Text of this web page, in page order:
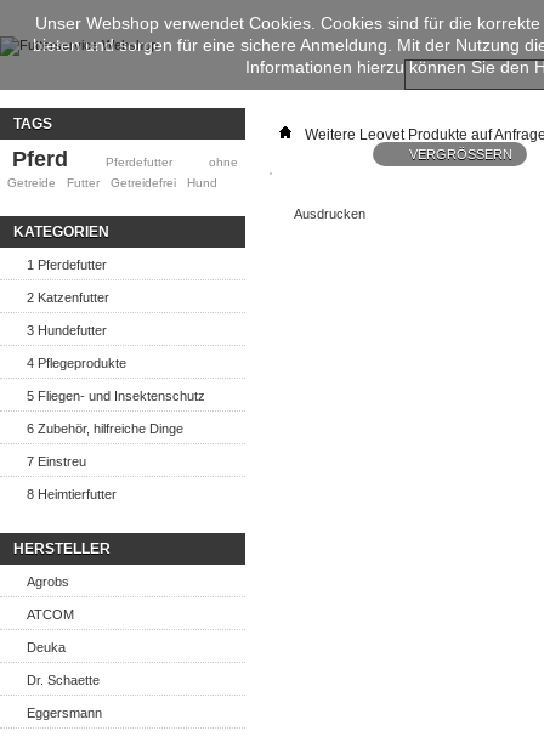
TAGS
Pferd Pferdefutter
ohne
Getreide
Futter Getreidefrei Hund
KATEGORIEN
1 Pferdefutter
2 Katzenfutter
3 Hundefutter
4 Pflegeprodukte
5 Fliegen- und Insektenschutz
6 Zubehör, hilfreiche Dinge
7 Einstreu
8 Heimtierfutter
HERSTELLER
Agrobs
ATCOM
Deuka
Dr. Schaette
Eggersmann
Weitere Leovet Produkte auf
VERGRÖSSERN
Ausdrucken
Unser Webshop verwendet Cookies. Cookies sind für die
bieten und sorgen für eine sichere Anmeldung. Mit der Nutzung
Informationen hierzu können Sie den